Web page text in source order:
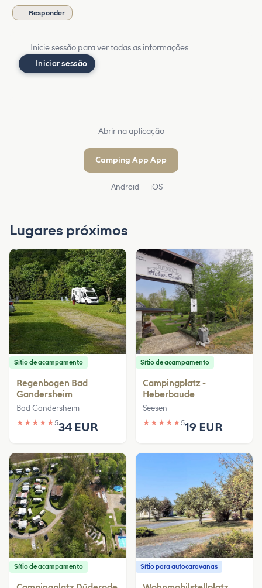
Responder
Inicie sessão para ver todas as informações
Iniciar sessão
Abrir na aplicação
Camping App App
Android iOS
Lugares próximos
Sítio de acampamento
Regenbogen Bad
Gandersheim
Bad Gandersheim
★ ★ ★ ★ ★534 EUR
Sítio de acampamento
Campingplatz -
Heberbaude
Seesen
★ ★ ★ ★ ★519 EUR
Sítio de acampamento Sítio para autocaravanas